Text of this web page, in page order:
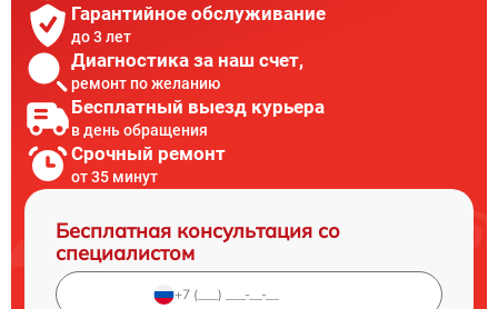
Гарантийное обслуживание
до 3 лет
Диагностика за наш счет,
ремонт по желанию
Бесплатный выезд курьера
в день обращения
Срочный ремонт
от 35 минут
Бесплатная консультация со
специалистом